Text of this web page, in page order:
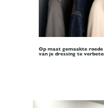
Op maat gemaakte
van je dressing te